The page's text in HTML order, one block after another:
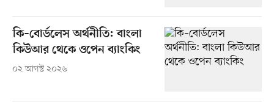
কি–বোর্ডলেস অর্থনীতি: বাংলা
কিউআর থেকে ওপেন ব্যাংকিং
০২ আগস্ট ২০২৬